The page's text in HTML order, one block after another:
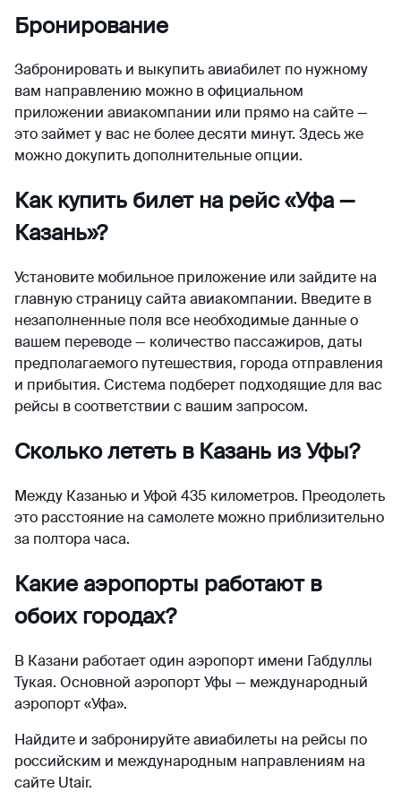
Бронирование
Забронировать и выкупить авиабилет по нужному
вам направлению можно в официальном
приложении авиакомпании или прямо на сайте —
это займет у вас не более десяти минут. Здесь же
можно докупить дополнительные опции.
Как купить билет на рейс «Уфа —
Казань»?
Установите мобильное приложение или зайдите на
главную страницу сайта авиакомпании. Введите в
незаполненные поля все необходимые данные о
вашем переводе — количество пассажиров, даты
предполагаемого путешествия, города отправления
и прибытия. Система подберет подходящие для вас
рейсы в соответствии с вашим запросом.
Сколько лететь в Казань из Уфы?
Между Казанью и Уфой 435 километров. Преодолеть
это расстояние на самолете можно приблизительно
за полтора часа.
Какие аэропорты работают в
обоих городах?
В Казани работает один аэропорт имени Габдуллы
Тукая. Основной аэропорт Уфы — международный
аэропорт «Уфа».
Найдите и забронируйте авиабилеты на рейсы по
российским и международным направлениям на
сайте Utair.